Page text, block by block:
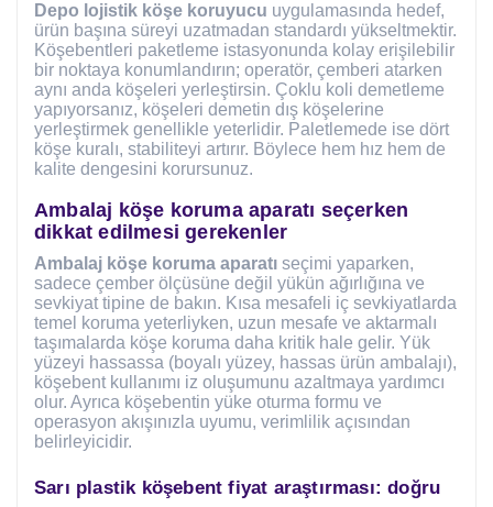
Depo lojistik köşe koruyucu uygulamasında hedef,
ürün başına süreyi uzatmadan standardı yükseltmektir.
Köşebentleri paketleme istasyonunda kolay erişilebilir
bir noktaya konumlandırın; operatör, çemberi atarken
aynı anda köşeleri yerleştirsin. Çoklu koli demetleme
yapıyorsanız, köşeleri demetin dış köşelerine
yerleştirmek genellikle yeterlidir. Paletlemede ise dört
köşe kuralı, stabiliteyi artırır. Böylece hem hız hem de
kalite dengesini korursunuz.
Ambalaj köşe koruma aparatı seçerken
dikkat edilmesi gerekenler
Ambalaj köşe koruma aparatı seçimi yaparken,
sadece çember ölçüsüne değil yükün ağırlığına ve
sevkiyat tipine de bakın. Kısa mesafeli iç sevkiyatlarda
temel koruma yeterliyken, uzun mesafe ve aktarmalı
taşımalarda köşe koruma daha kritik hale gelir. Yük
yüzeyi hassassa (boyalı yüzey, hassas ürün ambalajı),
köşebent kullanımı iz oluşumunu azaltmaya yardımcı
olur. Ayrıca köşebentin yüke oturma formu ve
operasyon akışınızla uyumu, verimlilik açısından
belirleyicidir.
Sarı plastik köşebent fiyat araştırması: doğru